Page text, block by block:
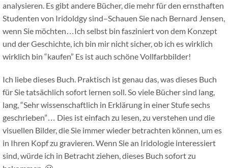
analysieren. Es gibt andere Bücher, die mehr für den ernsthaften
Studenten von Iridoldgy sind–Schauen Sie nach Bernard Jensen,
wenn Sie möchten…Ich selbst bin fasziniert von dem Konzept
und der Geschichte, ich bin mir nicht sicher, ob ich es wirklich
wirklich bin “kaufen” Es ist auch schöne Vollfarbbilder!
Ich liebe dieses Buch. Praktisch ist genau das, was dieses Buch
für Sie tatsächlich sofort lernen soll. So viele Bücher sind lang,
lang, “Sehr wissenschaftlich in Erklärung in einer Stufe sechs
geschrieben”… Dies ist einfach zu lesen, zu verstehen und die
visuellen Bilder, die Sie immer wieder betrachten können, um es
in Ihren Kopf zu gravieren. Wenn Sie an Iridologie interessiert
sind, würde ich in Betracht ziehen, dieses Buch sofort zu